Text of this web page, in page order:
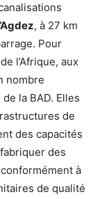
, à 27 km
Pour
l’Afrique, aux
nombre
la BAD. Elles
de
des capacités
des
à
de qualité